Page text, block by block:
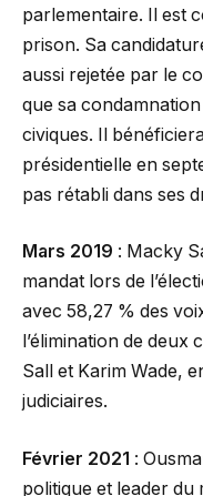
parlementaire. Il est
prison. Sa
aussi rejetée par le
que sa
civiques. Il
présidentielle en
pas rétabli dans ses
Mars 2019 : Macky
mandat lors de
avec 58,27 % des
l’élimination de deux
Sall et Karim Wade,
judiciaires.
Février 2021 :
politique et leader du